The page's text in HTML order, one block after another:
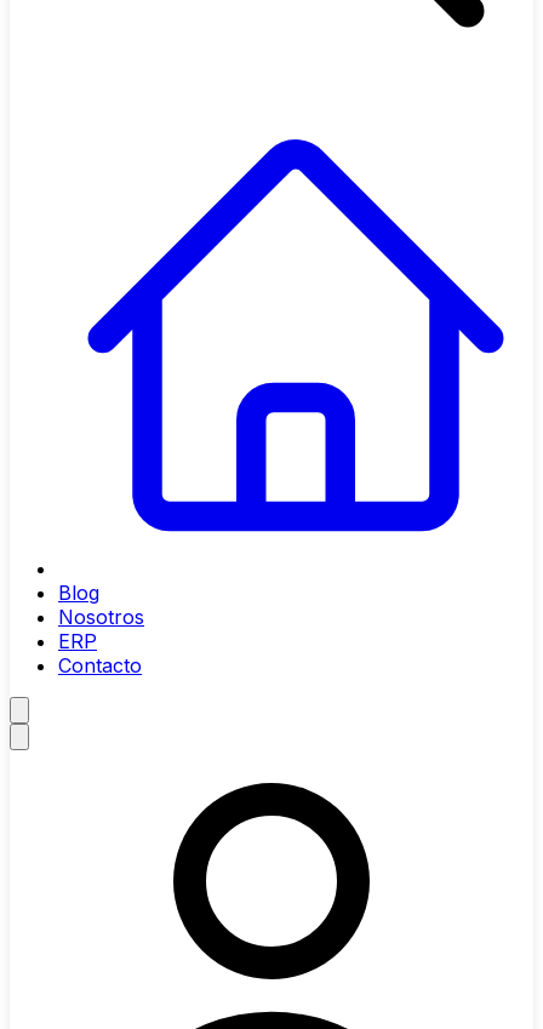
Blog
Nosotros
ERP
Contacto